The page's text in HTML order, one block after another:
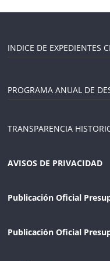
INDICE DE EXPEDIENTES
PROGRAMA ANUAL DE
TRANSPARENCIA
AVISOS DE PRIVACIDAD
Publicación Oficial
Publicación Oficial